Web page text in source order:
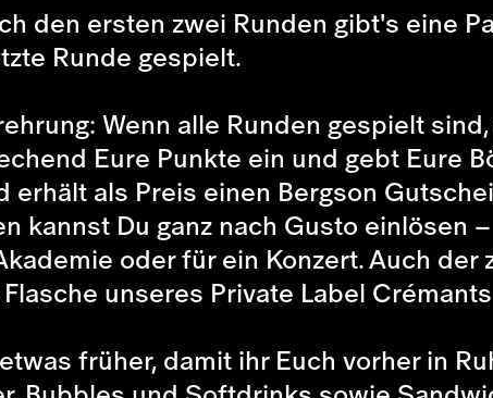
den ersten zwei Runden gibt's eine
Runde gespielt.
Wenn alle Runden gespielt
Eure Punkte ein und gebt Eure
erhält als Preis einen Bergson
kannst Du ganz nach Gusto einlösen
oder für ein Konzert. Auch
unseres Private Label
früher, damit ihr Euch vorher in